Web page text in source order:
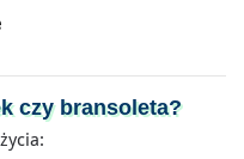
czy bransoleta?